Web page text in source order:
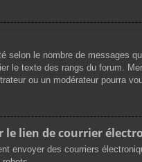
selon le nombre de
le texte des rangs du forum.
ou un modérateur pourra
le lien de courrier
des courriers